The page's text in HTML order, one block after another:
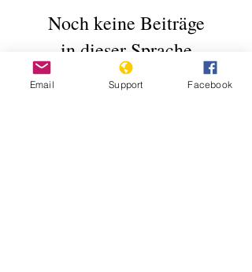
Noch keine Beiträge
in dieser Sprache
veröffentlicht
Email Support Facebook